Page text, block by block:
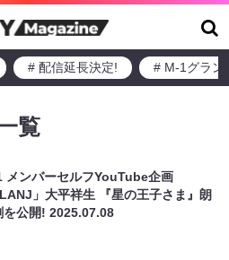
# 配信延長決定! # M-1グラン
覧
メンバーセルフYouTube企画
」大平祥生 『星の王子さま』朗
を公開!2025.07.08